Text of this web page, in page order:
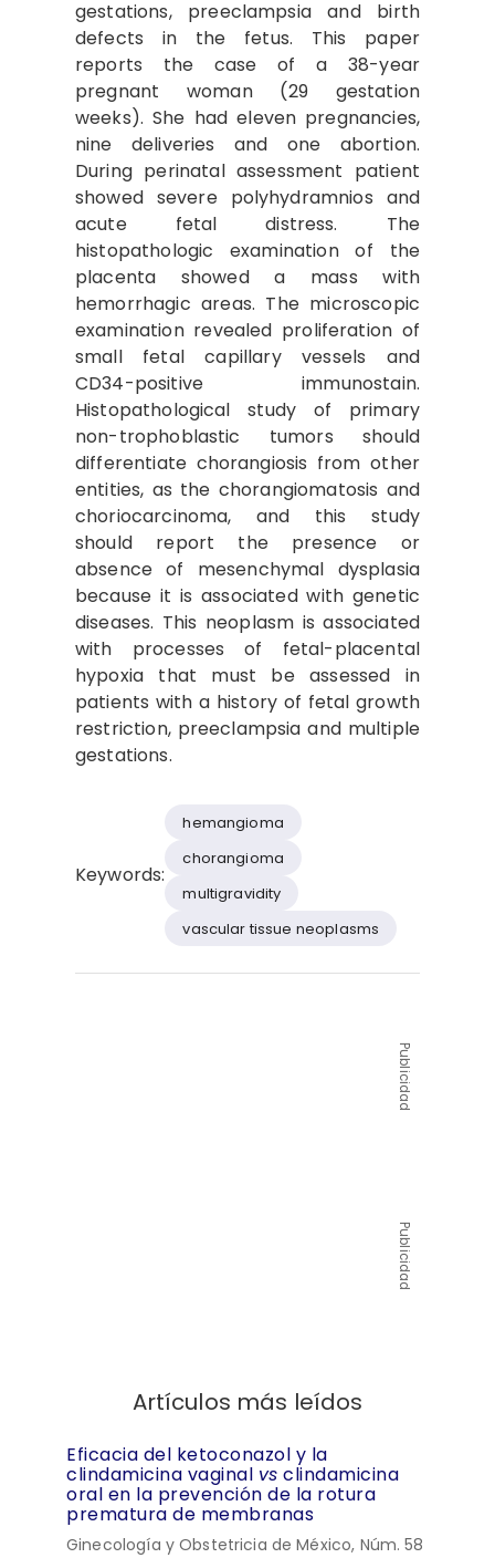
gestations, preeclampsia and birth
defects in the fetus. This paper
reports the case of a 38-year
pregnant woman (29 gestation
weeks). She had eleven pregnancies,
nine deliveries and one abortion.
During perinatal assessment patient
showed severe polyhydramnios and
acute fetal distress. The
histopathologic examination of the
placenta showed a mass with
hemorrhagic areas. The microscopic
examination revealed proliferation of
small fetal capillary vessels and
CD34-positive immunostain.
Histopathological study of primary
non-trophoblastic tumors should
differentiate chorangiosis from other
entities, as the chorangiomatosis and
choriocarcinoma, and this study
should report the presence or
absence of mesenchymal dysplasia
because it is associated with genetic
diseases. This neoplasm is associated
with processes of fetal-placental
hypoxia that must be assessed in
patients with a history of fetal growth
restriction, preeclampsia and multiple
gestations.
Keywords:
hemangioma
chorangioma
multigravidity
vascular tissue neoplasms
Publicidad
Publicidad
Artículos más leídos
Eficacia del ketoconazol y la
clindamicina vaginal vs clindamicina
oral en la prevención de la rotura
prematura de membranas
Ginecología y Obstetricia de México, Núm. 58